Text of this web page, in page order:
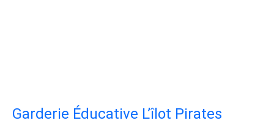
Garderie Éducative L’îlot Pirates